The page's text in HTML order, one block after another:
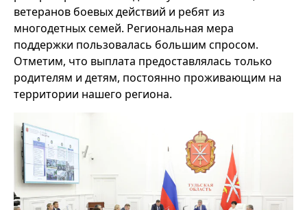
ветеранов боевых действий и ребят из
многодетных семей. Региональная мера
поддержки пользовалась большим спросом.
Отметим, что выплата предоставлялась только
родителям и детям, постоянно проживающим на
территории нашего региона.